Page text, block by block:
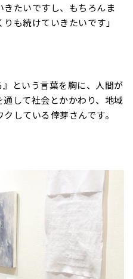
たいですし、もちろんま
も続けていきたいです」
』という言葉を胸に、人間が
して社会とかかわり、地域
している倖芽さんです。